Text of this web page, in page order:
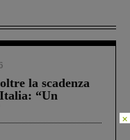
la scadenza
“Un
×